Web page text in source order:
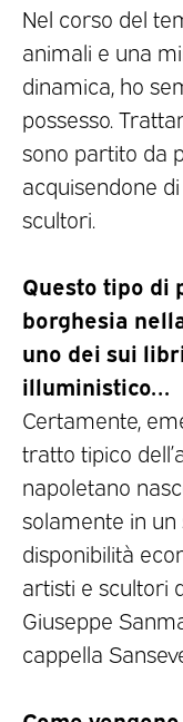
Nel corso del
animali e una
dinamica, ho
possesso.
sono partito da
acquisendone
scultori.
Questo tipo di
borghesia
uno dei sui
illuministico…
Certamente,
tratto tipico
napoletano
solamente in
disponibilità
artisti e scultori
Giuseppe
cappella